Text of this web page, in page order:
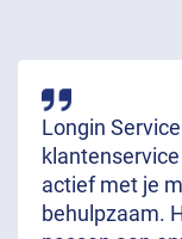
Longin
actief met je
behulpzaam.